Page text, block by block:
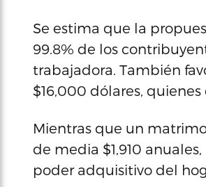
Se estima que la
99.8% de los
trabajadora. También
$16,000 dólares,
Mientras que un
de media $1,910
poder adquisitivo del